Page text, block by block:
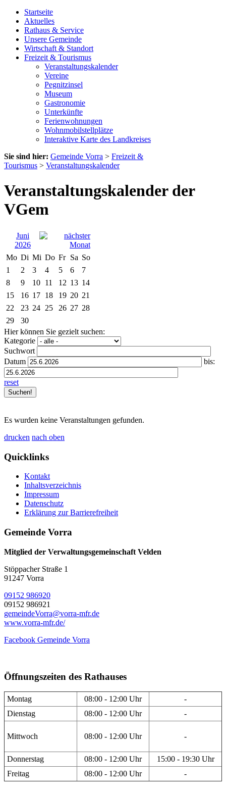
Startseite
Aktuelles
Rathaus & Service
Unsere Gemeinde
Wirtschaft & Standort
Freizeit & Tourismus
Veranstaltungskalender
Vereine
Pegnitzinsel
Museum
Gastronomie
Unterkünfte
Ferienwohnungen
Wohnmobilstellplätze
Interaktive Karte des Landkreises
Sie sind hier: Gemeinde Vorra > Freizeit &
Tourismus > Veranstaltungskalender
Veranstaltungskalender der
VGem
Juni
2026
Mo Di Mi Do Fr Sa So
1
2 3 4 5 6
7
8
9 10 11 12 13 14
15
16 17 18 19 20 21
22
23 24 25 26 27 28
29
30
Hier können Sie gezielt suchen:
Kategorie
Suchwort
Datum
bis:
reset
Es wurden keine Veranstaltungen gefunden.
drucken nach oben
Quicklinks
Kontakt
Inhaltsverzeichnis
Impressum
Datenschutz
Erklärung zur Barrierefreiheit
Gemeinde Vorra
Mitglied der Verwaltungsgemeinschaft Velden
Stöppacher Straße 1
91247 Vorra
09152 986920
09152 986921
gemeindeVorra@vorra-mfr.de
www.vorra-mfr.de/
Facebook Gemeinde Vorra
Öffnungszeiten des Rathauses
Montag 08:00 - 12:00 Uhr
-
Dienstag
08:00 - 12:00 Uhr -
Mittwoch 08:00 - 12:00 Uhr -
Donnerstag 08:00 - 12:00 Uhr
15:00 - 19:30 Uhr
Freitag
08:00 - 12:00 Uhr -